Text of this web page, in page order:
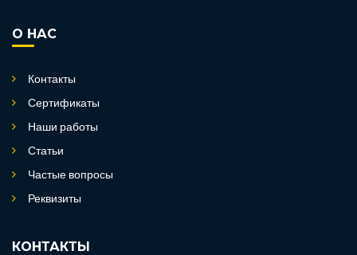
О НАС
Контакты
Сертификаты
Наши работы
Статьи
Частые вопросы
Реквизиты
КОНТАКТЫ